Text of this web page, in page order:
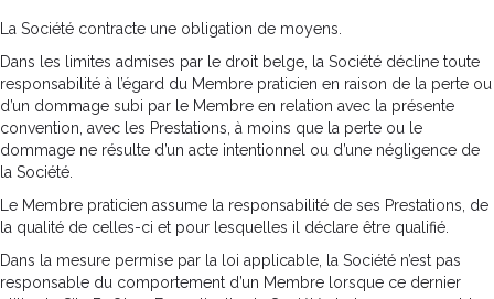
La Société contracte une obligation de moyens.
Dans les limites admises par le droit belge, la Société décline toute
responsabilité à l’égard du Membre praticien en raison de la perte ou
d’un dommage subi par le Membre en relation avec la présente
convention, avec les Prestations, à moins que la perte ou le
dommage ne résulte d’un acte intentionnel ou d’une négligence de
la Société.
Le Membre praticien assume la responsabilité de ses Prestations, de
la qualité de celles-ci et pour lesquelles il déclare être qualifié.
Dans la mesure permise par la loi applicable, la Société n’est pas
responsable du comportement d’un Membre lorsque ce dernier